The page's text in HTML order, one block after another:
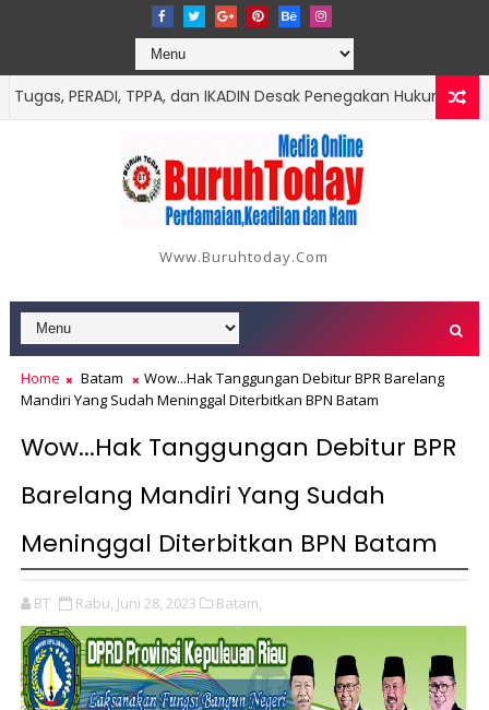
TPPA, dan IKADIN Desak Penegakan Hukum Tanpa
Data dan Kronologinya
Www.buruhtoday.com
Home Batam
Wow...Hak Tanggungan Debitur BPR Barelang
Mandiri Yang Sudah Meninggal Diterbitkan BPN Batam
Wow...Hak Tanggungan Debitur BPR
Barelang Mandiri Yang Sudah
Meninggal Diterbitkan BPN Batam
BT Rabu, Juni 28, 2023 Batam,